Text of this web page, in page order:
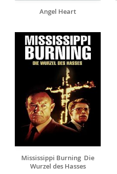
Angel Heart
Mississippi Burning  Die
Wurzel des Hasses